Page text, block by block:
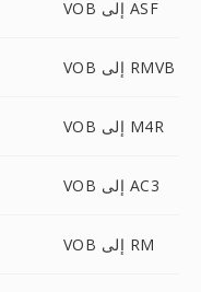
VOB إلى ASF
VOB إلى RMVB
VOB إلى M4R
VOB إلى AC3
VOB إلى RM